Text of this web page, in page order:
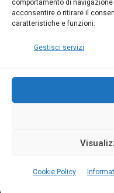
comportamento di
acconsentire o ritirare il
caratteristiche e funzioni.
Gestisci servizi
Cookie Policy
richiesto per
e aggiornamento
Copyright Blumatica